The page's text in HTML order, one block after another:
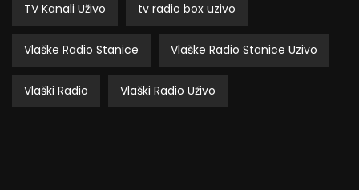
TV Kanali Uživo tv radio box uzivo
Vlaške Radio Stanice Vlaške Radio Stanice Uzivo
Vlaški Radio Vlaški Radio Uživo